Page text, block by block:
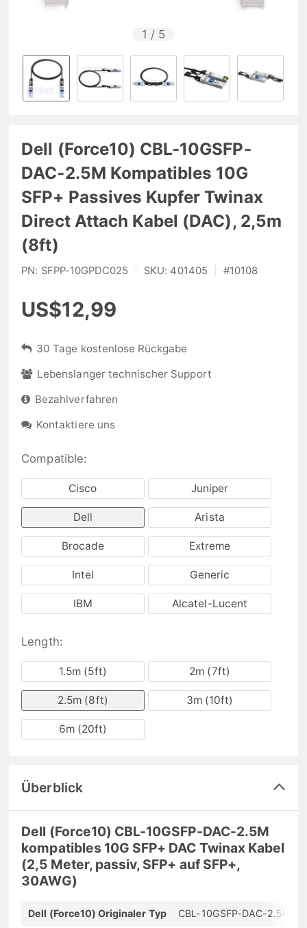
1 / 5
Dell (Force10) CBL-10GSFP-
DAC-2.5M Kompatibles 10G
SFP+ Passives Kupfer Twinax
Direct Attach Kabel (DAC), 2,5m
(8ft)
PN: SFPP-10GPDC025 SKU: 401405 #10108
US$12,99
30 Tage kostenlose Rückgabe
Lebenslanger technischer Support
Bezahlverfahren
Kontaktiere uns
Compatible:
Cisco Juniper
Dell Arista
Brocade Extreme
Intel Generic
IBM Alcatel-Lucent
Length:
1.5m (5ft) 2m (7ft)
2.5m (8ft) 3m (10ft)
6m (20ft)
Überblick
Dell (Force10) CBL-10GSFP-DAC-2.5M
kompatibles 10G SFP+ DAC Twinax Kabel
(2,5 Meter, passiv, SFP+ auf SFP+,
30AWG)
Dell (Force10) Originaler Typ CBL-10GSFP-DAC-2.5M